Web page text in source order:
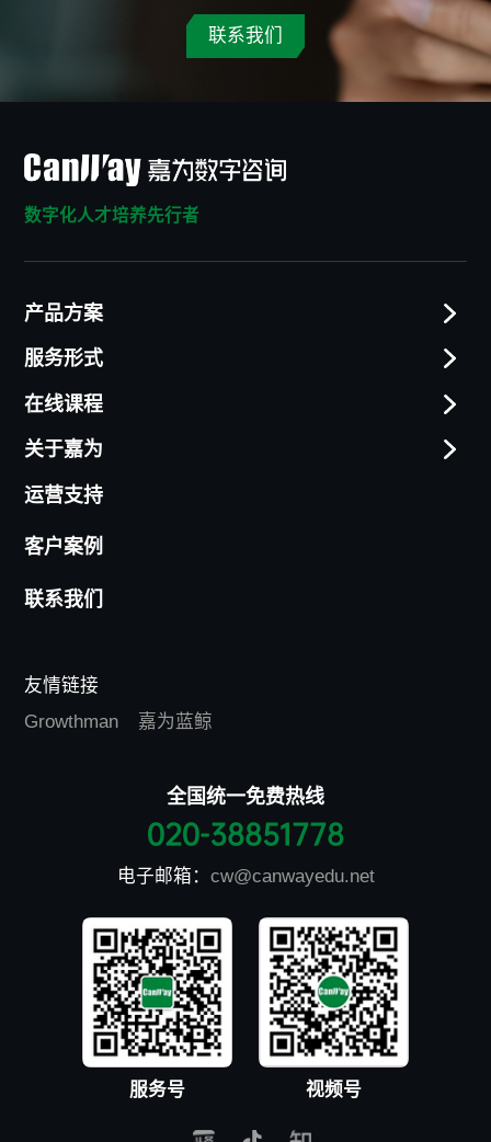
联系我们
数字化人才培养先行者
产品方案
服务形式
在线课程
关于嘉为
运营支持
客户案例
联系我们
友情链接
Growthman
嘉为蓝鲸
全国统一免费热线
020-38851778
电子邮箱： cw@canwayedu.net
服务号 视频号